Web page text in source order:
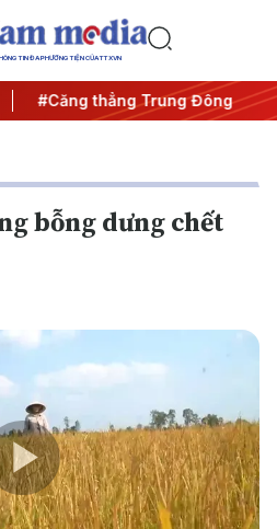
TIN ĐA PHƯƠNG TIỆN CỦA TTXVN
#Căng thẳng Trung Đông
bỗng dưng chết
Play